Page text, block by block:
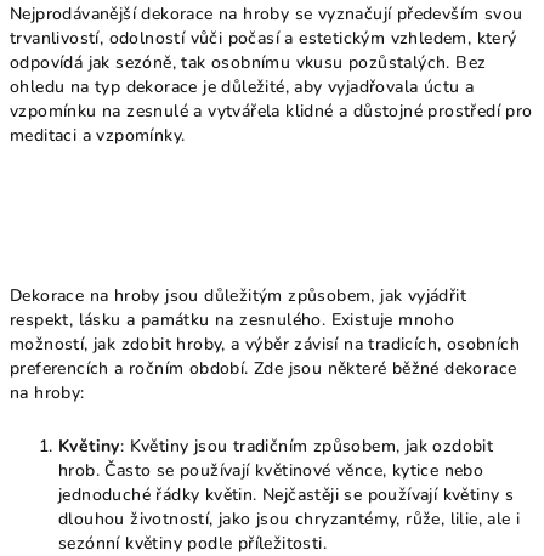
Nejprodávanější dekorace na hroby se vyznačují především svou
trvanlivostí, odolností vůči počasí a estetickým vzhledem, který
odpovídá jak sezóně, tak osobnímu vkusu pozůstalých. Bez
ohledu na typ dekorace je důležité, aby vyjadřovala úctu a
vzpomínku na zesnulé a vytvářela klidné a důstojné prostředí pro
meditaci a vzpomínky.
Dekorace na hroby jsou důležitým způsobem, jak vyjádřit
respekt, lásku a památku na zesnulého. Existuje mnoho
možností, jak zdobit hroby, a výběr závisí na tradicích, osobních
preferencích a ročním období. Zde jsou některé běžné dekorace
na hroby:
Květiny: Květiny jsou tradičním způsobem, jak ozdobit
hrob. Často se používají květinové věnce, kytice nebo
jednoduché řádky květin. Nejčastěji se používají květiny s
dlouhou životností, jako jsou chryzantémy, růže, lilie, ale i
sezónní květiny podle příležitosti.